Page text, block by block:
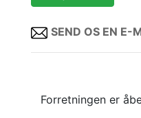
SEND OS EN E-
Forretningen er